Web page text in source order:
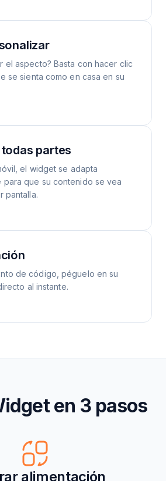
el aspecto? Basta con hacer clic
se sienta como en casa en su
partes
el widget se adapta
para que su contenido se vea
pantalla.
de código, péguelo en su
al instante.
en 3 pasos
alimentación